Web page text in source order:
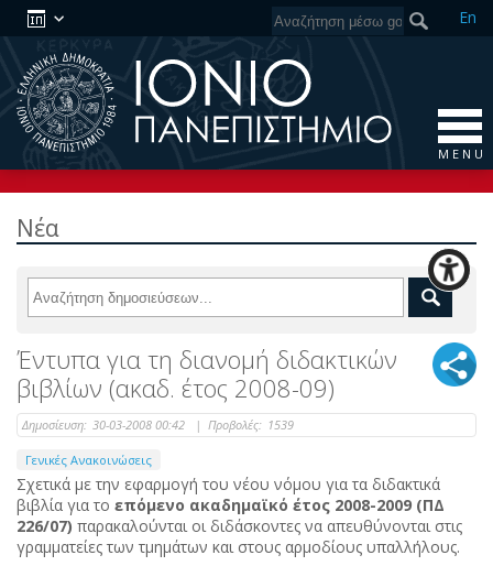
En
M E N U
Νέα
Έντυπα για τη διανομή διδακτικών
βιβλίων (ακαδ. έτος 2008-09)
Δημοσίευση: 30-03-2008 00:42 | Προβολές: 1539
Γενικές Ανακοινώσεις
Σχετικά με την εφαρμογή του νέου νόμου για τα διδακτικά
βιβλία για το επόμενο ακαδημαϊκό έτος 2008-2009 (ΠΔ
226/07) παρακαλούνται οι διδάσκοντες να απευθύνονται στις
γραμματείες των τμημάτων και στους αρμοδίους υπαλλήλους.